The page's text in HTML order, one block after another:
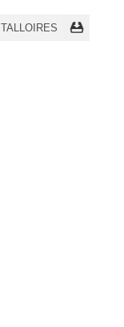
TALLOIRES